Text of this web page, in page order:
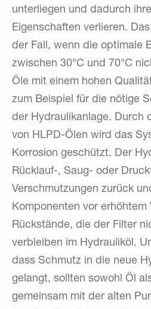
unterliegen und dadurch
Eigenschaften verlieren.
der Fall, wenn die optimale
zwischen 30°C und 70°C
Öle mit einem hohen
zum Beispiel für die nötige
der Hydraulikanlage. Durch
von HLPD-Ölen wird das
Korrosion geschützt. Der
Rücklauf-, Saug- oder
Verschmutzungen zurück
Komponenten vor erhöhtem
Rückstände, die der Filter
verbleiben im Hydrauliköl.
dass Schmutz in die neue
gelangt, sollten sowohl Öl
gemeinsam mit der alten